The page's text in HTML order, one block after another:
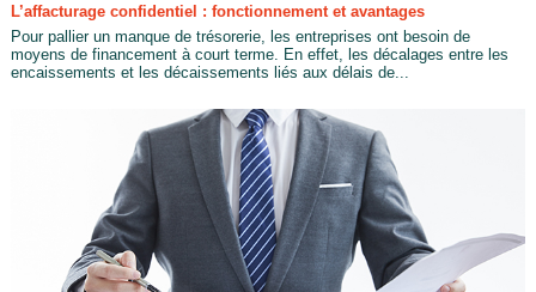
L’affacturage confidentiel : fonctionnement et avantages
Pour pallier un manque de trésorerie, les entreprises ont besoin de
moyens de financement à court terme. En effet, les décalages entre les
encaissements et les décaissements liés aux délais de...